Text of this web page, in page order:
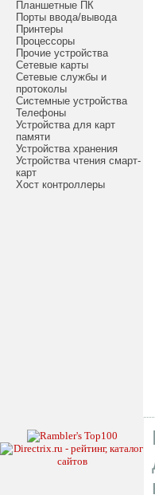
Планшетные ПК
Порты ввода/вывода
Принтеры
Процессоры
Прочие устройства
Сетевые карты
Сетевые службы и
протоколы
Системные устройства
Телефоны
Устройства для карт
памяти
Устройства хранения
Устройства чтения смарт-
карт
Хост контроллеры